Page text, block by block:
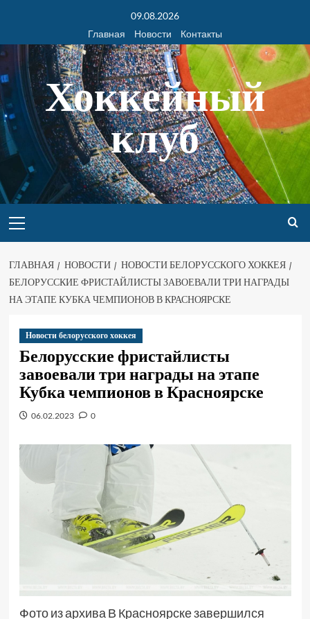
09.08.2026
Главная
Новости Контакты
Хоккейный
клуб
ГЛАВНАЯ НОВОСТИ
НОВОСТИ БЕЛОРУССКОГО ХОККЕЯ
БЕЛОРУССКИЕ ФРИСТАЙЛИСТЫ ЗАВОЕВАЛИ ТРИ НАГРАДЫ
НА ЭТАПЕ КУБКА ЧЕМПИОНОВ В КРАСНОЯРСКЕ
Новости белорусского хоккея
Белорусские фристайлисты
завоевали три награды на этапе
Кубка чемпионов в Красноярске
06.02.2023 0
Фото из архива В Красноярске завершился